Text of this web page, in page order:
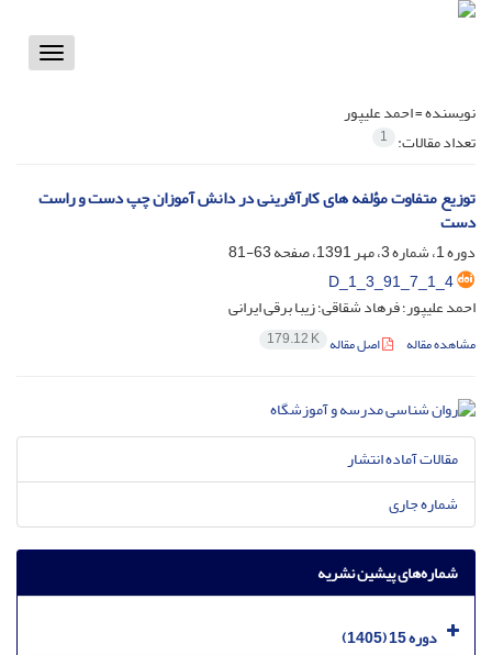
Toggle
نویسنده =احمد علیپور
تعداد مقالات: 1
توزیع متفاوت مؤلفه های کارآفرینی در دانش آموزان چپ دست و راست
دست
دوره 1، شماره 3، مهر 1391، صفحه
63-81
D_1_3_91_7_1_4
احمد علیپور؛ فرهاد شقاقی؛ زیبا برقی ایرانی
مشاهده مقاله اصل مقاله 179.12 K
مقالات آماده انتشار
شماره جاری
شماره‌های پیشین نشریه
دوره 15 (1405)